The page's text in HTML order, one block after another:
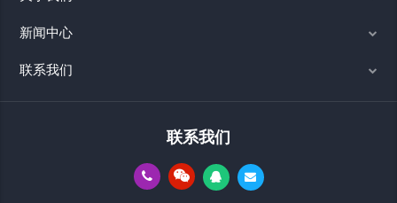
新闻中心
联系我们
联系我们